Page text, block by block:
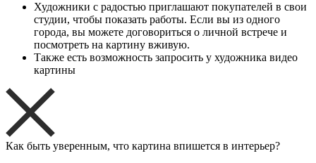
Художники с радостью приглашают покупателей в свои
студии, чтобы показать работы. Если вы из одного
города, вы можете договориться о личной встрече и
посмотреть на картину вживую.
Также есть возможность запросить у художника видео
картины
Как быть уверенным, что картина впишется в интерьер?